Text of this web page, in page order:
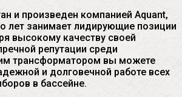
и произведен компанией Aquant,
лет занимает лидирующие позиции
высокому качеству своей
репутации среди
трансформатором вы можете
и долговечной работе всех
в бассейне.